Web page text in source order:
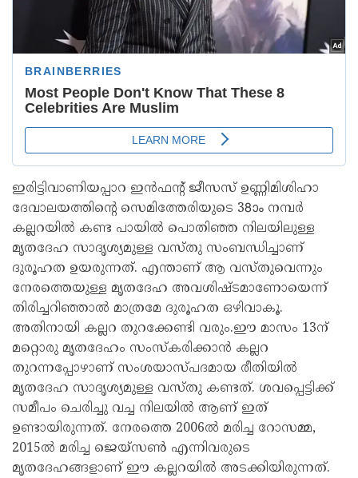
ഇരിട്ടിവാണിയപ്പാറ ഇൻഫന്റ് ജീസസ് ഉണ്ണിമിശിഹാ
ദേവാലയത്തിന്റെ സെമിത്തേരിയുടെ 38ാം നമ്പർ
കല്ലറയിൽ കണ്ട പായിൽ പൊതിഞ്ഞ നിലയിലുള്ള
മൃതദേഹ സാദൃശ്യമുള്ള വസ്തു സംബന്ധിച്ചാണ്
ദുരൂഹത ഉയരുന്നത്. എന്താണ് ആ വസ്തുവെന്നും
നേരത്തെയുള്ള മൃതദേഹ അവശിഷ്ടമാണോയെന്ന്
തിരിച്ചറിഞ്ഞാൽ മാത്രമേ ദുരൂഹത ഒഴിവാകൂ.
അതിനായി കല്ലറ തുറക്കേണ്ടി വരും.ഈ മാസം 13ന്
മറ്റൊരു മൃതദേഹം സംസ്‌കരിക്കാൻ കല്ലറ
തുറന്നപ്പോഴാണ് സംശയാസ്പദമായ രീതിയിൽ
മൃതദേഹ സാദൃശ്യമുള്ള വസ്തു കണ്ടത്. ശവപ്പെട്ടിക്ക്
സമീപം ചെരിച്ചു വച്ച നിലയിൽ ആണ് ഇത്
ഉണ്ടായിരുന്നത്. നേരത്തെ 2006ൽ മരിച്ച റോസമ്മ,
2015ൽ മരിച്ച ജെയ്‌സൺ എന്നിവരുടെ
മൃതദേഹങ്ങളാണ് ഈ കല്ലറയിൽ അടക്കിയിരുന്നത്.